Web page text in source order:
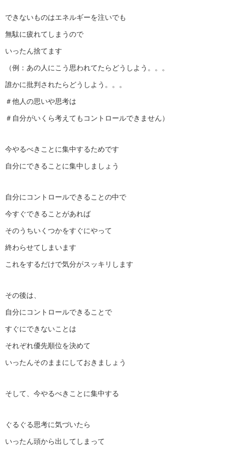
できないものはエネルギーを注いでも
無駄に疲れてしまうので
いったん捨てます
（例：あの人にこう思われてたらどうしよう。。。
誰かに批判されたらどうしよう。。。
＃他人の思いや思考は
＃自分がいくら考えてもコントロールできません）
今やるべきことに集中するためです
自分にできることに集中しましょう
自分にコントロールできることの中で
今すぐできることがあれば
そのうちいくつかをすぐにやって
終わらせてしまいます
これをするだけで気分がスッキリします
その後は、
自分にコントロールできることで
すぐにできないことは
それぞれ優先順位を決めて
いったんそのままにしておきましょう
そして、今やるべきことに集中する
ぐるぐる思考に気づいたら
いったん頭から出してしまって